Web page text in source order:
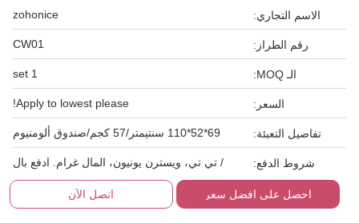
الاسم التجاري: zohonice
رقم الطراز: CW01
الـ MOQ: 1 set
السعر: Apply to lowest please!
تفاصيل التعبئة: 69*52*110 سنتيمتر/57 كجم/صندوق ألومنيوم
شروط الدفع: / تي تي، ويسترن يونيون، المال غرام. ادفع بال
احصل على افضل سعر اتصل الآن